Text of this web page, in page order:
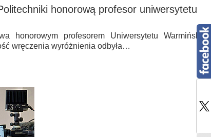
honorową profesor uniwersytetu
honorowym profesorem Uniwersytetu Warmińsko-
wręczenia wyróżnienia odbyła…